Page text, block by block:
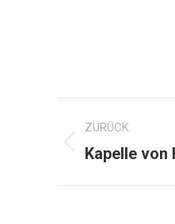
ZURÜCK
Vorheriger
Kapelle